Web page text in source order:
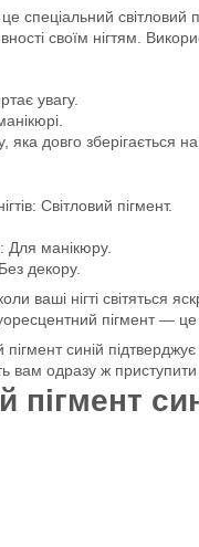
спеціальний світловий
своїм нігтям.
увагу.
яка довго зберігається на
Світловий пігмент.
Для манікюру.
декору.
ваші нігті
пігмент — це
синій
одразу ж приступити